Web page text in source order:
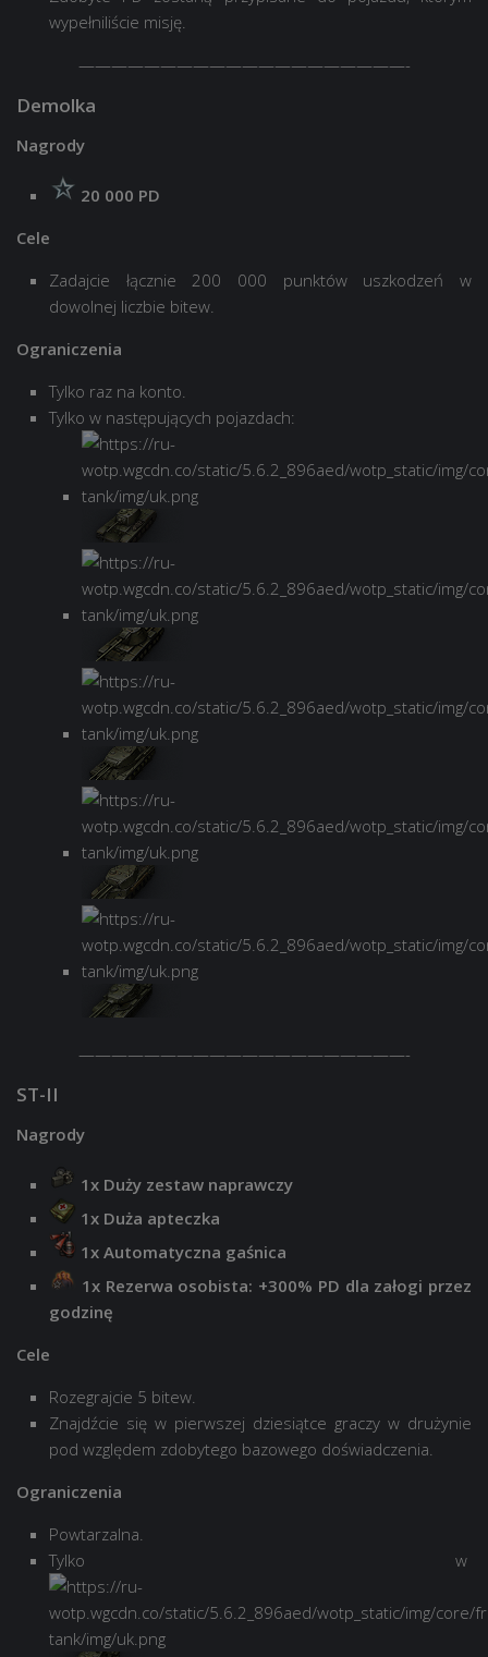
wypełniliście misję.
————————————————————-
Demolka
Nagrody
20 000 PD
Cele
Zadajcie łącznie 200 000 punktów uszkodzeń w
dowolnej liczbie bitew.
Ograniczenia
Tylko raz na konto.
Tylko w następujących pojazdach:
————————————————————-
ST-II
Nagrody
1x Duży zestaw naprawczy
1x Duża apteczka
1x Automatyczna gaśnica
1x Rezerwa osobista: +300% PD dla załogi przez
godzinę
Cele
Rozegrajcie 5 bitew.
Znajdźcie się w pierwszej dziesiątce graczy w drużynie
pod względem zdobytego bazowego doświadczenia.
Ograniczenia
Powtarzalna.
Tylko w